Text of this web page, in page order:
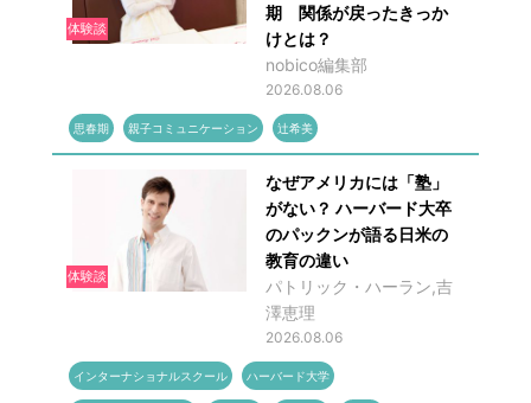
体験談
期 関係が戻ったきっか
けとは？
nobico編集部
2026.08.06
思春期 親子コミュニケーション 辻希美
体験談
なぜアメリカには「塾」
がない？ ハーバード大卒
のパックンが語る日米の
教育の違い
パトリック・ハーラン,吉
澤恵理
2026.08.06
インターナショナルスクール ハーバード大学